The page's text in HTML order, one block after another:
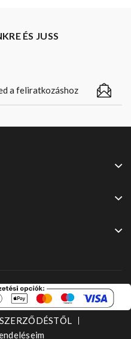
ÉS JUSS